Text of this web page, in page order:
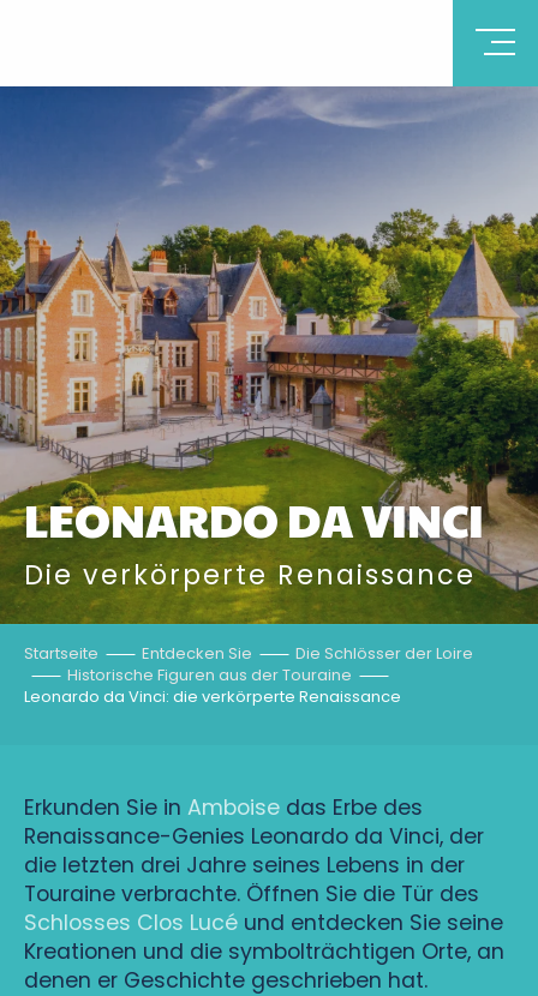
LEONARDO DA VINCI
Die verkörperte Renaissance
Startseite Entdecken Sie
Die Schlösser der Loire
Historische Figuren aus der Touraine
Leonardo da Vinci: die verkörperte Renaissance
Erkunden Sie in Amboise das Erbe des
Renaissance-Genies Leonardo da Vinci, der
die letzten drei Jahre seines Lebens in der
Touraine verbrachte. Öffnen Sie die Tür des
Schlosses Clos Lucé und entdecken Sie seine
Kreationen und die symbolträchtigen Orte, an
denen er Geschichte geschrieben hat.